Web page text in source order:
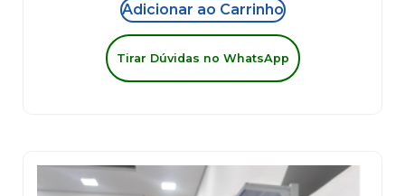
Adicionar ao Carrinho
Tirar Dúvidas no WhatsApp